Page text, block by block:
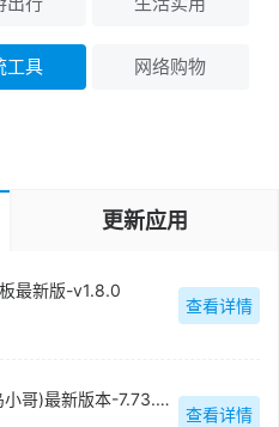
工具 网络购物
更新应用
最新版-v1.8.0
查看详情
菜鸟点我达(菜鸟小哥)最新版本-7.73.0.6
查看详情